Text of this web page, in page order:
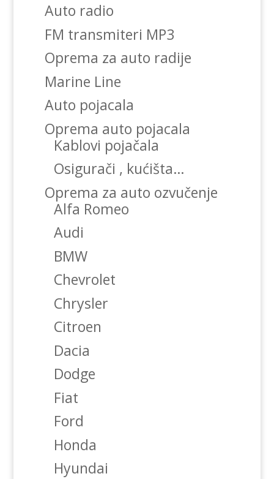
Auto radio
FM transmiteri MP3
Oprema za auto radije
Marine Line
Auto pojacala
Oprema auto pojacala
Kablovi pojačala
Osigurači , kućišta…
Oprema za auto ozvučenje
Alfa Romeo
Audi
BMW
Chevrolet
Chrysler
Citroen
Dacia
Dodge
Fiat
Ford
Honda
Hyundai